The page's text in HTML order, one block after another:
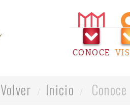
CONOCE
Volver Inicio Conoce